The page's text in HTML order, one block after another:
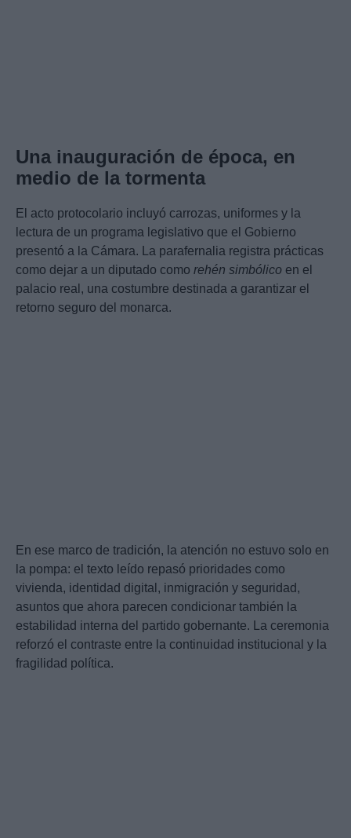
Una inauguración de época, en
medio de la tormenta
El acto protocolario incluyó carrozas, uniformes y la
lectura de un programa legislativo que el Gobierno
presentó a la Cámara. La parafernalia registra prácticas
como dejar a un diputado como rehén simbólico en el
palacio real, una costumbre destinada a garantizar el
retorno seguro del monarca.
En ese marco de tradición, la atención no estuvo solo en
la pompa: el texto leído repasó prioridades como
vivienda, identidad digital, inmigración y seguridad,
asuntos que ahora parecen condicionar también la
estabilidad interna del partido gobernante. La ceremonia
reforzó el contraste entre la continuidad institucional y la
fragilidad política.